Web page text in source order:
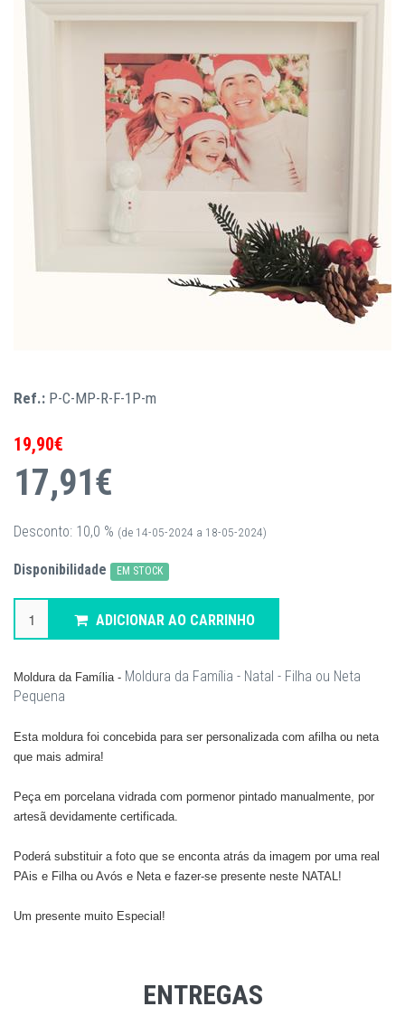
Ref.: P-C-MP-R-F-1P-m
19,90€
17,91€
Desconto: 10,0 % (de 14-05-2024 a 18-05-2024)
Disponibilidade EM STOCK
ADICIONAR AO CARRINHO
Moldura da Família - Moldura da Família - Natal - Filha ou Neta
Pequena
Esta moldura foi concebida para ser personalizada com afilha ou neta
que mais admira!
Peça em porcelana vidrada com pormenor pintado manualmente, por
artesã devidamente certificada.
Poderá substituir a foto que se enconta atrás da imagem por uma real
PAis e Filha ou Avós e Neta e fazer-se presente neste NATAL!
​Um presente muito Especial!
ENTREGAS